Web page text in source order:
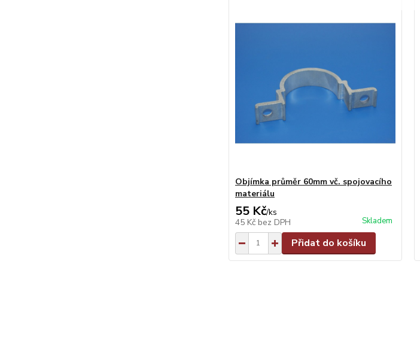
Objímka průměr 60mm vč. spojovacího
materiálu
55 Kč/ks
45 Kč bez DPH Skladem
Přidat do košíku